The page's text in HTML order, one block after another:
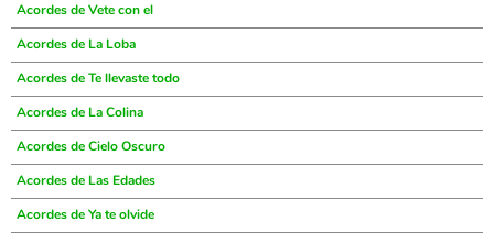
Acordes de Vete con el
Acordes de La Loba
Acordes de Te llevaste todo
Acordes de La Colina
Acordes de Cielo Oscuro
Acordes de Las Edades
Acordes de Ya te olvide